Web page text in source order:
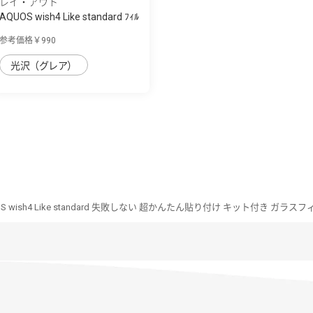
AQUOS wish4 Like standard ﾌｨﾙ
参考価格￥990
光沢（グレア）
wish4 Like standard 失敗しない 超かんたん貼り付け キット付き ガラスフ